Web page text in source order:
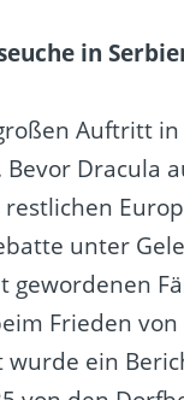
in
Auftritt
Bevor Dracula
unter
gewordenen
Frieden
wurde ein